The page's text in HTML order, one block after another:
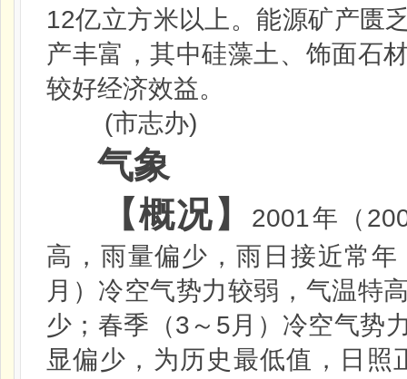
12亿立方米以上。能源矿产匮
产丰富，其中硅藻土、饰面石
较好经济效益。
(市志办)
气象
【概况】 2001年（
高，雨量偏少，雨日接近常
月）冷空气势力较弱，气温特
少；春季（3～ 5月）冷空气势
显偏少，为历史最低值，日照